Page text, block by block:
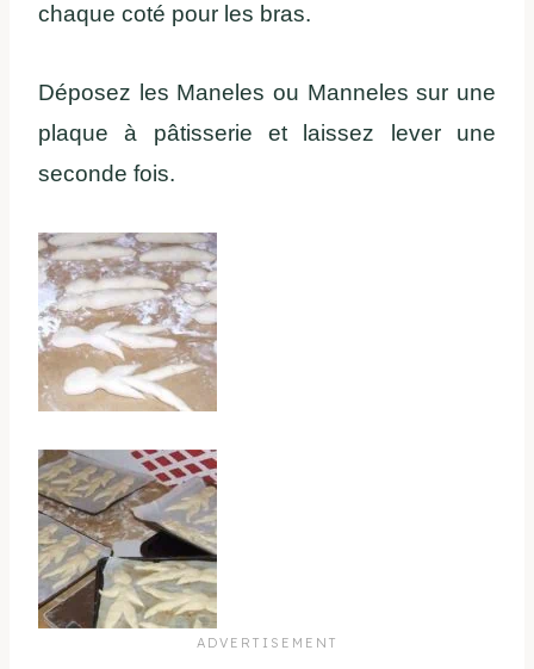
chaque coté pour les bras.
Déposez les Maneles ou Manneles sur une
plaque à pâtisserie et laissez lever une
seconde fois.